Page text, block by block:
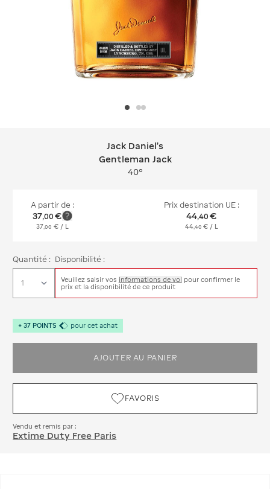
Jack Daniel's Gentleman Jack
Jack Daniel's
Gentleman Jack
40°
A partir de :
37,00 €
37,00 € / L
Prix destination UE :
44,40 €
44,40 € / L
Quantité : Disponibilité :
Veuillez saisir vos informations de vol pour confirmer le
prix et la disponibilité de ce produit
+ 37 POINTS pour cet achat
AJOUTER AU PANIER
FAVORIS
Vendu et remis par :
Extime Duty Free Paris